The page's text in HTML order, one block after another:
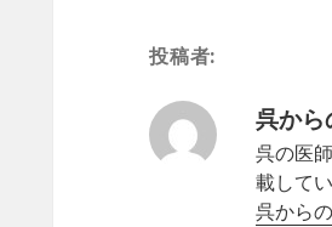
投稿者:
呉から
呉の医
載して
呉から